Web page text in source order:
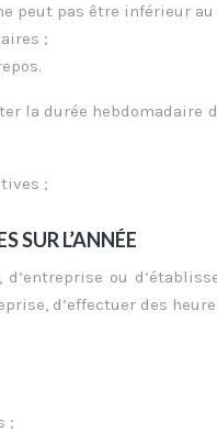
peut pas être inférieur
;
la durée hebdomadaire
;
SUR L’ANNÉE
ou
d’effectuer des
;